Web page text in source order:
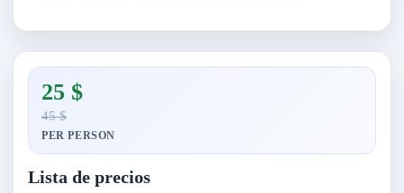
25 $
45 $
PER PERSON
Lista de precios